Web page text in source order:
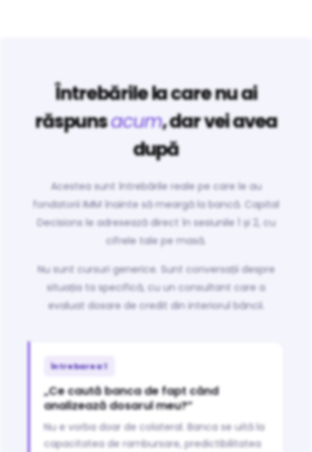
Întrebările la care nu ai
răspunsacum, dar vei avea
după
Acestea sunt întrebările reale pe care le au
fondatorii IMM înainte să meargă la bancă. Capital
Decisions le adresează direct în sesiunile 1 și 2, cu
cifrele tale pe masă.
Nu sunt cursuri generice. Sunt conversații despre
situația ta specifică, cu un consultant care a
evaluat dosare de credit din interiorul băncii.
Întrebarea 1
„Ce caută banca de fapt când
analizează dosarul meu?”
Nu e vorba doar de colateral. Banca se uită la
capacitatea de rambursare, predictibilitatea